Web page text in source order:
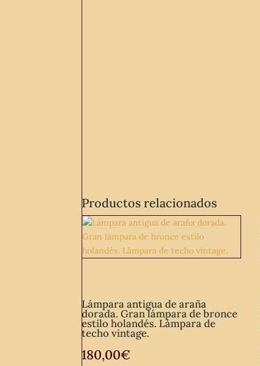
Productos relacionados
Lámpara antigua de araña
dorada. Gran lámpara de bronce
estilo holandés. Lámpara de
techo vintage.
180,00€